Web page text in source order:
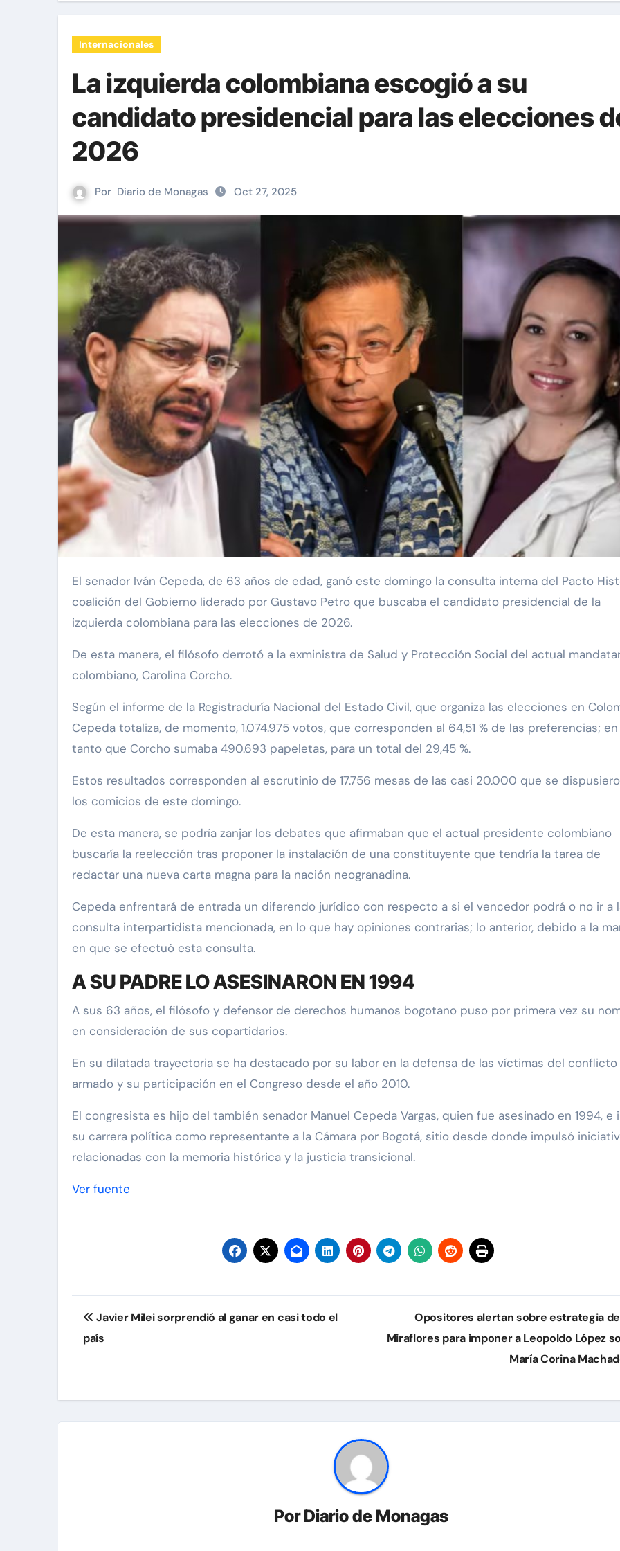
Internacionales
La izquierda colombiana escogió a su
candidato presidencial para las elecciones
2026
Por Diario de Monagas Oct 27, 2025
El senador Iván Cepeda, de 63 años de edad, ganó este domingo la consulta interna del Pacto Histórico,
coalición del Gobierno liderado por Gustavo Petro que buscaba el candidato presidencial de la
izquierda colombiana para las elecciones de 2026.
De esta manera, el filósofo derrotó a la exministra de Salud y Protección Social del actual
colombiano, Carolina Corcho.
Según el informe de la Registraduría Nacional del Estado Civil, que organiza las elecciones en
Cepeda totaliza, de momento, 1.074.975 votos, que corresponden al 64,51 % de las preferencias; en
tanto que Corcho sumaba 490.693 papeletas, para un total del 29,45 %.
Estos resultados corresponden al escrutinio de 17.756 mesas de las casi 20.000 que se
los comicios de este domingo.
De esta manera, se podría zanjar los debates que afirmaban que el actual presidente colombiano
buscaría la reelección tras proponer la instalación de una constituyente que tendría la tarea de
redactar una nueva carta magna para la nación neogranadina.
Cepeda enfrentará de entrada un diferendo jurídico con respecto a si el vencedor podrá o no ir a
consulta interpartidista mencionada, en lo que hay opiniones contrarias; lo anterior, debido a la
en que se efectuó esta consulta.
A SU PADRE LO ASESINARON EN 1994
A sus 63 años, el filósofo y defensor de derechos humanos bogotano puso por primera vez su
en consideración de sus copartidarios.
En su dilatada trayectoria se ha destacado por su labor en la defensa de las víctimas del conflicto
armado y su participación en el Congreso desde el año 2010.
El congresista es hijo del también senador Manuel Cepeda Vargas, quien fue asesinado en 1994, e
su carrera política como representante a la Cámara por Bogotá, sitio desde donde impulsó
relacionadas con la memoria histórica y la justicia transicional.
Ver fuente
Navegación
de
Javier Milei sorprendió al ganar en casi todo el
país
Opositores alertan sobre estrategia
Miraflores para imponer a Leopoldo López
María Corina
PorDiario de Monagas